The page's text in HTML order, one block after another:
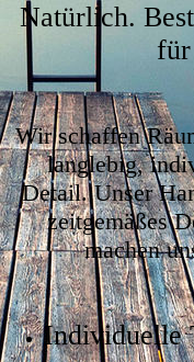
Natürlich.
Wir schaffen
langlebig,
Detail. Unser
zeitgemäßes
machen
Individuelle